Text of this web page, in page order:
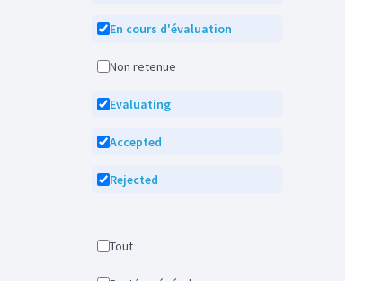
En cours d'évaluation
Non retenue
Evaluating
Accepted
Rejected
Tout